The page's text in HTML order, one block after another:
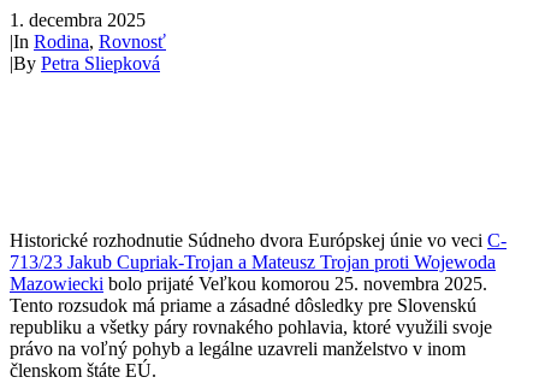
1. decembra 2025
|In Rodina, Rovnosť
|By Petra Sliepková
Historické rozhodnutie Súdneho dvora Európskej únie vo veci C-
713/23 Jakub Cupriak-Trojan a Mateusz Trojan proti Wojewoda
Mazowiecki bolo prijaté Veľkou komorou 25. novembra 2025.
Tento rozsudok má priame a zásadné dôsledky pre Slovenskú
republiku a všetky páry rovnakého pohlavia, ktoré využili svoje
právo na voľný pohyb a legálne uzavreli manželstvo v inom
členskom štáte EÚ.